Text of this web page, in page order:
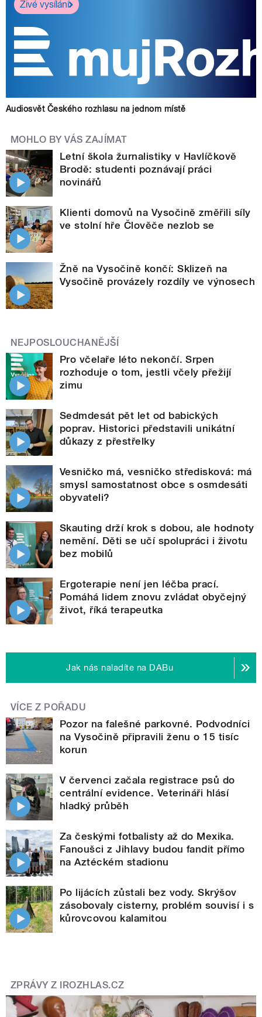
Živé vysílání
Audiosvět Českého rozhlasu na jednom místě
MOHLO BY VÁS ZAJÍMAT
Letní škola žurnalistiky v Havlíčkově
Brodě: studenti poznávají práci
novinářů
Klienti domovů na Vysočině změřili síly
ve stolní hře Člověče nezlob se
Žně na Vysočině končí: Sklizeň na
Vysočině provázely rozdíly ve výnosech
NEJPOSLOUCHANĚJŠÍ
Pro včelaře léto nekončí. Srpen
rozhoduje o tom, jestli včely přežijí
zimu
Sedmdesát pět let od babických
poprav. Historici představili unikátní
důkazy z přestřelky
Vesničko má, vesničko středisková: má
smysl samostatnost obce s osmdesáti
obyvateli?
Skauting drží krok s dobou, ale hodnoty
nemění. Děti se učí spolupráci i životu
bez mobilů
Ergoterapie není jen léčba prací.
Pomáhá lidem znovu zvládat obyčejný
život, říká terapeutka
Jak nás naladíte na DABu
VÍCE Z POŘADU
Pozor na falešné parkovné. Podvodníci
na Vysočině připravili ženu o 15 tisíc
korun
V červenci začala registrace psů do
centrální evidence. Veterináři hlásí
hladký průběh
Za českými fotbalisty až do Mexika.
Fanoušci z Jihlavy budou fandit přímo
na Aztéckém stadionu
Po lijácích zůstali bez vody. Skrýšov
zásobovaly cisterny, problém souvisí i s
kůrovcovou kalamitou
ZPRÁVY Z IROZHLAS.CZ